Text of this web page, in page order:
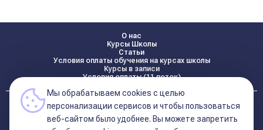
О нас
Курсы Школы
Статьи
Условия оплаты обучения на курсах школы
Курсы в записи
Условия оплаты (11 поток)
Реквизиты
Контакты
Мы обрабатываем cookies с целью
персонализации сервисов и чтобы пользоваться
веб-сайтом было удобнее. Вы можете запретить